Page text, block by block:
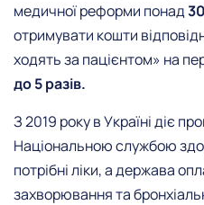
медичної реформи понад
отримувати кошти
ходять за пацієнтом» на
до 5 разів.
З 2019 року в Україні діє
Національною службою
потрібні ліки, а держава
захворювання та